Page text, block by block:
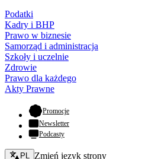
Podatki
Kadry i BHP
Prawo w biznesie
Samorząd i administracja
Szkoły i uczelnie
Zdrowie
Prawo dla każdego
Akty Prawne
Promocje- otwiera się w nowej karcie
Newsletter
Podcasty
Zmień język - bieżący:
PL Zmień język strony